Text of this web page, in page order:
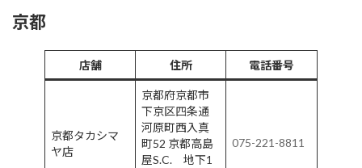
京都
店舗 住所 電話番号
京都タカシマ
ヤ店
京都府京都市
下京区四条通
河原町西入真
町52 京都高島
屋S.C. 地下1
075-221-8811